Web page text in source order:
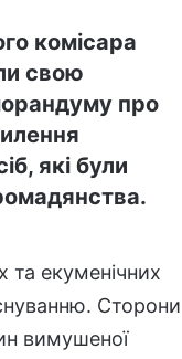
комісара
свою
про
які були
та екуменічних
Сторони
вимушеної